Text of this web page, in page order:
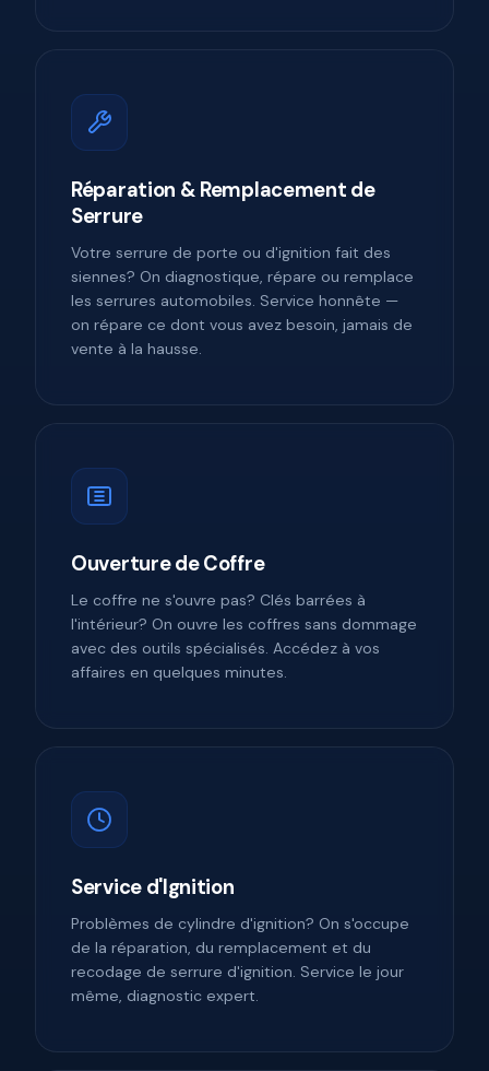
Réparation & Remplacement de
Serrure
Votre serrure de porte ou d'ignition fait des
siennes? On diagnostique, répare ou remplace
les serrures automobiles. Service honnête —
on répare ce dont vous avez besoin, jamais de
vente à la hausse.
Ouverture de Coffre
Le coffre ne s'ouvre pas? Clés barrées à
l'intérieur? On ouvre les coffres sans dommage
avec des outils spécialisés. Accédez à vos
affaires en quelques minutes.
Service d'Ignition
Problèmes de cylindre d'ignition? On s'occupe
de la réparation, du remplacement et du
recodage de serrure d'ignition. Service le jour
même, diagnostic expert.